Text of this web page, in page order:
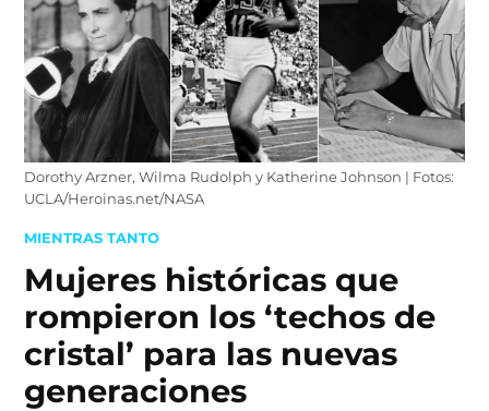
Dorothy Arzner, Wilma Rudolph y Katherine Johnson | Fotos:
UCLA/Heroinas.net/NASA
POSTED
MIENTRAS TANTO
Mujeres históricas que
rompieron los ‘techos de
cristal’ para las nuevas
generaciones